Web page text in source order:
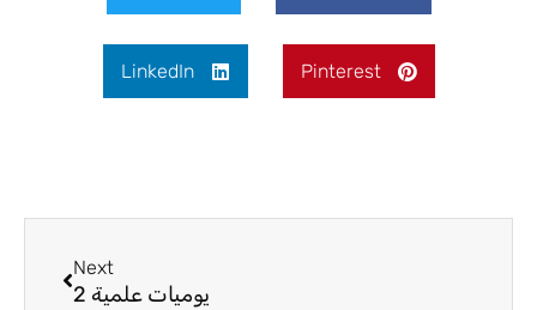
Pinterest
LinkedIn
Next
يوميات علمية 2